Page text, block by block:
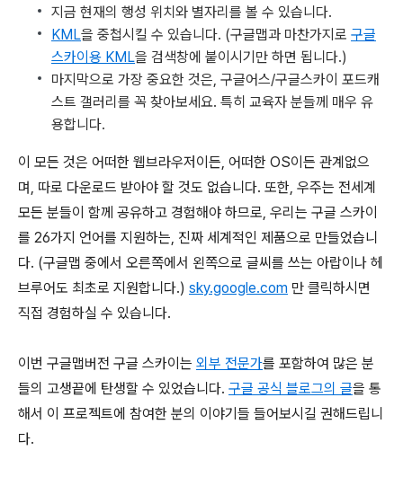
지금 현재의 행성 위치와 별자리를 볼 수 있습니다.
KML을 중첩시킬 수 있습니다. (구글맵과 마찬가지로 구글
스카이용 KML을 검색창에 붙이시기만 하면 됩니다.)
마지막으로 가장 중요한 것은, 구글어스/구글스카이 포드캐
스트 갤러리를 꼭 찾아보세요. 특히 교육자 분들께 매우 유
용합니다.
이 모든 것은 어떠한 웹브라우저이든, 어떠한 OS이든 관계없으
며, 따로 다운로드 받아야 할 것도 없습니다. 또한, 우주는 전세계
모든 분들이 함께 공유하고 경험해야 하므로, 우리는 구글 스카이
를 26가지 언어를 지원하는, 진짜 세계적인 제품으로 만들었습니
다. (구글맵 중에서 오른쪽에서 왼쪽으로 글씨를 쓰는 아랍이나 헤
브루어도 최초로 지원합니다.) sky.google.com 만 클릭하시면
직접 경험하실 수 있습니다.
이번 구글맵버전 구글 스카이는 외부 전문가를 포함하여 많은 분
들의 고생끝에 탄생할 수 있었습니다. 구글 공식 블로그의 글을 통
해서 이 프로젝트에 참여한 분의 이야기들 들어보시길 권해드립니
다.